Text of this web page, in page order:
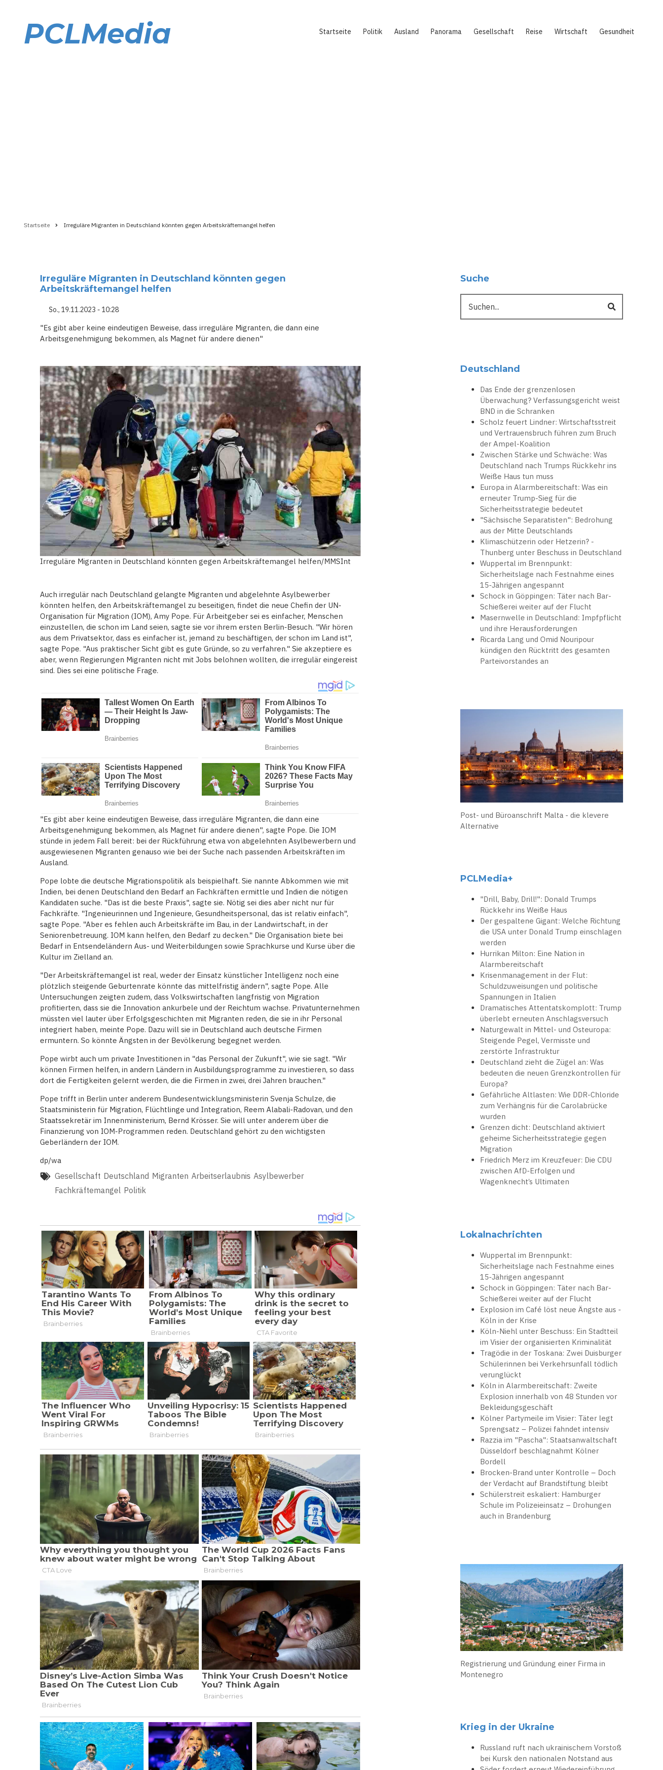
PCLMedia Startseite Politik Ausland Panorama Gesellschaft Reise Wirtschaft Gesundheit
Startseite Irreguläre Migranten in Deutschland könnten gegen Arbeitskräftemangel helfen
Irreguläre Migranten in Deutschland könnten gegen
Arbeitskräftemangel helfen
So., 19.11.2023 - 10:28
"Es gibt aber keine eindeutigen Beweise, dass irreguläre Migranten, die dann eine
Arbeitsgenehmigung bekommen, als Magnet für andere dienen"
Irreguläre Migranten in Deutschland könnten gegen Arbeitskräftemangel helfen/MMSInt
Auch irregulär nach Deutschland gelangte Migranten und abgelehnte Asylbewerber
könnten helfen, den Arbeitskräftemangel zu beseitigen, findet die neue Chefin der UN-
Organisation für Migration (IOM), Amy Pope. Für Arbeitgeber sei es einfacher, Menschen
einzustellen, die schon im Land seien, sagte sie vor ihrem ersten Berlin-Besuch. "Wir hören
aus dem Privatsektor, dass es einfacher ist, jemand zu beschäftigen, der schon im Land ist",
sagte Pope. "Aus praktischer Sicht gibt es gute Gründe, so zu verfahren." Sie akzeptiere es
aber, wenn Regierungen Migranten nicht mit Jobs belohnen wollten, die irregulär eingereist
sind. Dies sei eine politische Frage.
"Es gibt aber keine eindeutigen Beweise, dass irreguläre Migranten, die dann eine
Arbeitsgenehmigung bekommen, als Magnet für andere dienen", sagte Pope. Die IOM
stünde in jedem Fall bereit: bei der Rückführung etwa von abgelehnten Asylbewerbern und
ausgewiesenen Migranten genauso wie bei der Suche nach passenden Arbeitskräften im
Ausland.
Pope lobte die deutsche Migrationspolitik als beispielhaft. Sie nannte Abkommen wie mit
Indien, bei denen Deutschland den Bedarf an Fachkräften ermittle und Indien die nötigen
Kandidaten suche. "Das ist die beste Praxis", sagte sie. Nötig sei dies aber nicht nur für
Fachkräfte. "Ingenieurinnen und Ingenieure, Gesundheitspersonal, das ist relativ einfach",
sagte Pope. "Aber es fehlen auch Arbeitskräfte im Bau, in der Landwirtschaft, in der
Seniorenbetreuung. IOM kann helfen, den Bedarf zu decken." Die Organisation biete bei
Bedarf in Entsendeländern Aus- und Weiterbildungen sowie Sprachkurse und Kurse über die
Kultur im Zielland an.
"Der Arbeitskräftemangel ist real, weder der Einsatz künstlicher Intelligenz noch eine
plötzlich steigende Geburtenrate könnte das mittelfristig ändern", sagte Pope. Alle
Untersuchungen zeigten zudem, dass Volkswirtschaften langfristig von Migration
profitierten, dass sie die Innovation ankurbele und der Reichtum wachse. Privatunternehmen
müssten viel lauter über Erfolgsgeschichten mit Migranten reden, die sie in ihr Personal
integriert haben, meinte Pope. Dazu will sie in Deutschland auch deutsche Firmen
ermuntern. So könnte Ängsten in der Bevölkerung begegnet werden.
Pope wirbt auch um private Investitionen in "das Personal der Zukunft", wie sie sagt. "Wir
können Firmen helfen, in andern Ländern in Ausbildungsprogramme zu investieren, so dass
dort die Fertigkeiten gelernt werden, die die Firmen in zwei, drei Jahren brauchen."
Pope trifft in Berlin unter anderem Bundesentwicklungsministerin Svenja Schulze, die
Staatsministerin für Migration, Flüchtlinge und Integration, Reem Alabali-Radovan, und den
Staatssekretär im Innenministerium, Bernd Krösser. Sie will unter anderem über die
Finanzierung von IOM-Programmen reden. Deutschland gehört zu den wichtigsten
Geberländern der IOM.
dp/wa
Gesellschaft Deutschland Migranten Arbeitserlaubnis Asylbewerber
Fachkräftemangel Politik
Suche
Deutschland
Das Ende der grenzenlosen
Überwachung? Verfassungsgericht weist
BND in die Schranken
Scholz feuert Lindner: Wirtschaftsstreit
und Vertrauensbruch führen zum Bruch
der Ampel-Koalition
Zwischen Stärke und Schwäche: Was
Deutschland nach Trumps Rückkehr ins
Weiße Haus tun muss
Europa in Alarmbereitschaft: Was ein
erneuter Trump-Sieg für die
Sicherheitsstrategie bedeutet
"Sächsische Separatisten": Bedrohung
aus der Mitte Deutschlands
Klimaschützerin oder Hetzerin? -
Thunberg unter Beschuss in Deutschland
Wuppertal im Brennpunkt:
Sicherheitslage nach Festnahme eines
15-Jährigen angespannt
Schock in Göppingen: Täter nach Bar-
Schießerei weiter auf der Flucht
Masernwelle in Deutschland: Impfpflicht
und ihre Herausforderungen
Ricarda Lang und Omid Nouripour
kündigen den Rücktritt des gesamten
Parteivorstandes an
Post- und Büroanschrift Malta - die klevere
Alternative
PCLMedia+
"Drill, Baby, Drill!": Donald Trumps
Rückkehr ins Weiße Haus
Der gespaltene Gigant: Welche Richtung
die USA unter Donald Trump einschlagen
werden
Hurrikan Milton: Eine Nation in
Alarmbereitschaft
Krisenmanagement in der Flut:
Schuldzuweisungen und politische
Spannungen in Italien
Dramatisches Attentatskomplott: Trump
überlebt erneuten Anschlagsversuch
Naturgewalt in Mittel- und Osteuropa:
Steigende Pegel, Vermisste und
zerstörte Infrastruktur
Deutschland zieht die Zügel an: Was
bedeuten die neuen Grenzkontrollen für
Europa?
Gefährliche Altlasten: Wie DDR-Chloride
zum Verhängnis für die Carolabrücke
wurden
Grenzen dicht: Deutschland aktiviert
geheime Sicherheitsstrategie gegen
Migration
Friedrich Merz im Kreuzfeuer: Die CDU
zwischen AfD-Erfolgen und
Wagenknecht’s Ultimaten
Lokalnachrichten
Wuppertal im Brennpunkt:
Sicherheitslage nach Festnahme eines
15-Jährigen angespannt
Schock in Göppingen: Täter nach Bar-
Schießerei weiter auf der Flucht
Explosion im Café löst neue Ängste aus -
Köln in der Krise
Köln-Niehl unter Beschuss: Ein Stadtteil
im Visier der organisierten Kriminalität
Tragödie in der Toskana: Zwei Duisburger
Schülerinnen bei Verkehrsunfall tödlich
verunglückt
Köln in Alarmbereitschaft: Zweite
Explosion innerhalb von 48 Stunden vor
Bekleidungsgeschäft
Kölner Partymeile im Visier: Täter legt
Sprengsatz – Polizei fahndet intensiv
Razzia im "Pascha": Staatsanwaltschaft
Düsseldorf beschlagnahmt Kölner
Bordell
Brocken-Brand unter Kontrolle – Doch
der Verdacht auf Brandstiftung bleibt
Schülerstreit eskaliert: Hamburger
Schule im Polizeieinsatz – Drohungen
auch in Brandenburg
Registrierung und Gründung einer Firma in
Montenegro
Krieg in der Ukraine
Russland ruft nach ukrainischem Vorstoß
bei Kursk den nationalen Notstand aus